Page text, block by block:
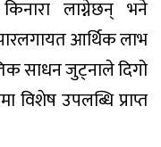
लाग्नेछन् भने
आर्थिक लाभ
साधन जुट्नाले दिगो
उपलब्धि प्राप्त